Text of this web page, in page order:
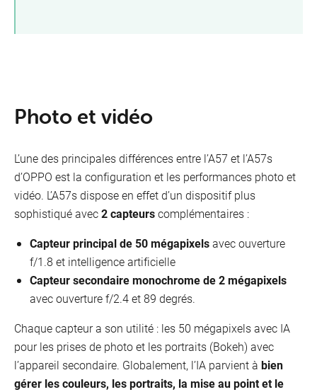
Photo et vidéo
L’une des principales différences entre l’A57 et l’A57s
d’OPPO est la configuration et les performances photo et
vidéo. L’A57s dispose en effet d’un dispositif plus
sophistiqué avec2 capteurscomplémentaires :
Capteur principal de 50 mégapixelsavec ouverture
f/1.8 et intelligence artificielle
Capteur secondaire monochrome de 2 mégapixels
avec ouverture f/2.4 et 89 degrés.
Chaque capteur a son utilité : les 50 mégapixels avec IA
pour les prises de photo et les portraits (Bokeh) avec
l’appareil secondaire. Globalement, l’IA parvient à bien
gérer les couleurs, les portraits, la mise au point et le